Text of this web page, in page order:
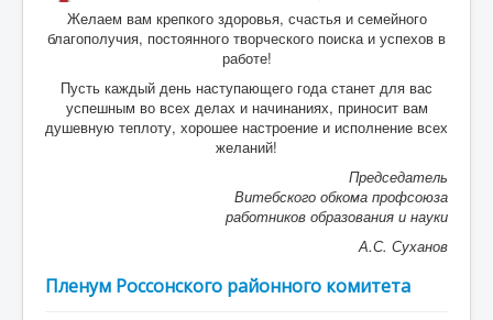
Желаем вам крепкого здоровья, счастья и семейного
благополучия, постоянного творческого поиска и успехов в
работе!
Пусть каждый день наступающего года станет для вас
успешным во всех делах и начинаниях, приносит вам
душевную теплоту, хорошее настроение и исполнение всех
желаний!
Председатель
Витебского обкома профсоюза
работников образования и науки
А.С. Суханов
Пленум Россонского районного комитета